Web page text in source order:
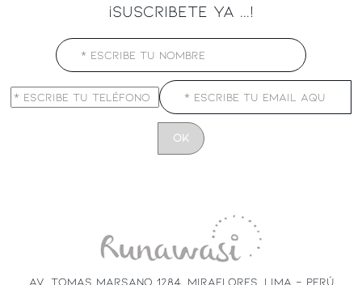
¡SUSCRIBETE YA ...!
AV. TOMAS MARSANO 1284, MIRAFLORES, LIMA - PERÚ